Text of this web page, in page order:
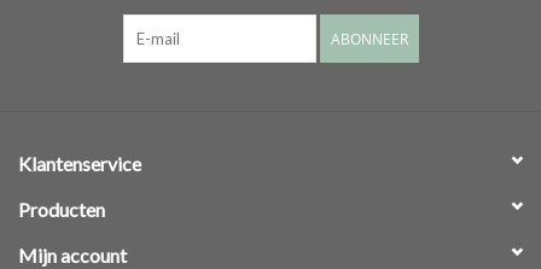
ABONNEER
Klantenservice
Producten
Mijn account